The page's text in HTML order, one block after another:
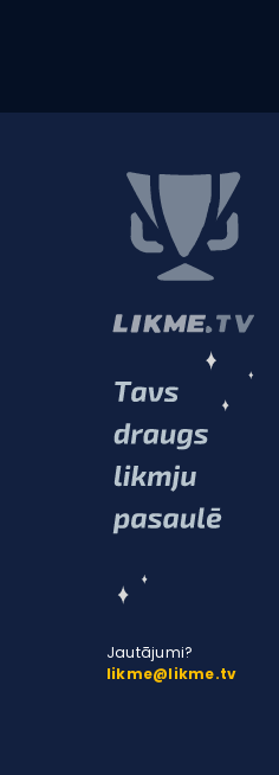
Jautājumi?
likme@likme.tv